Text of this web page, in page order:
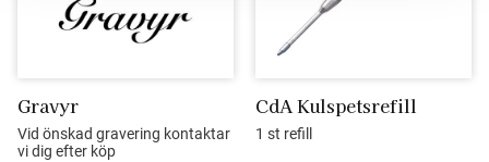
Gravyr
Vid önskad gravering kontaktar
vi dig efter köp
CdA Kulspetsrefill
1 st refill